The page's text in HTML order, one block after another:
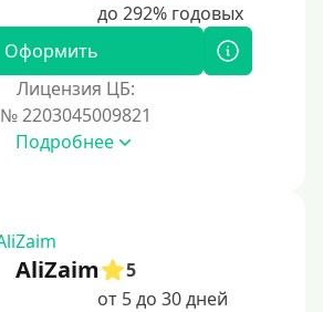
Оформить
Лицензия ЦБ:
№ 2203045009821
Подробнее
AliZaim
5
от 5 до 30 дней